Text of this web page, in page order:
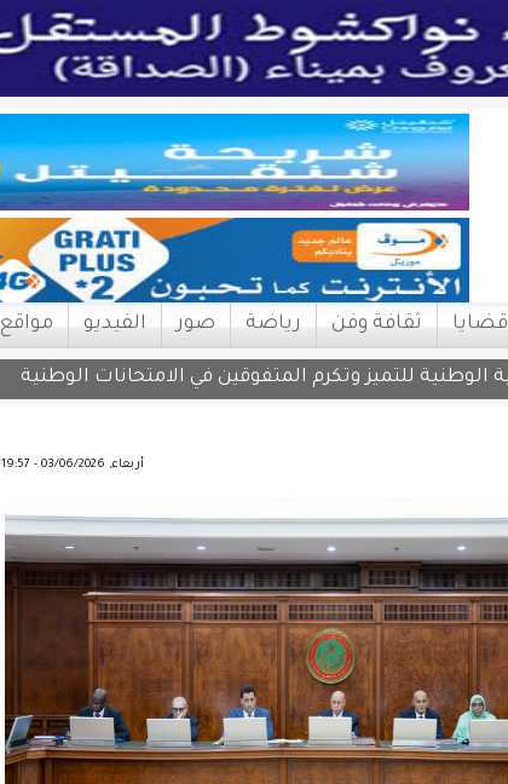
قضايا ثقافة وفن رياضة صور الفيديو مواقع
أربعاء, 03/06/2026 - 19:57